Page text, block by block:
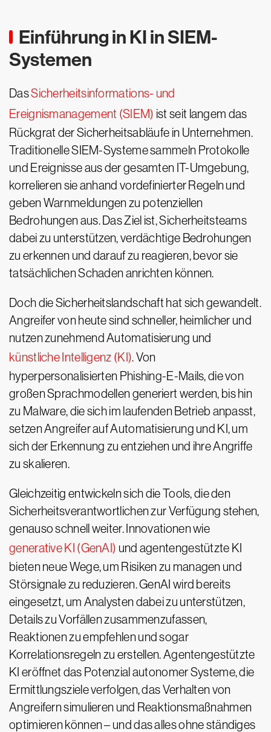
Einführung in KI in SIEM-
Systemen
DasSicherheitsinformations- und
Ereignismanagement (SIEM) ist seit langem das
Rückgrat der Sicherheitsabläufe in Unternehmen.
Traditionelle SIEM-Systeme sammeln Protokolle
und Ereignisse aus der gesamten IT-Umgebung,
korrelieren sie anhand vordefinierter Regeln und
geben Warnmeldungen zu potenziellen
Bedrohungen aus. Das Ziel ist, Sicherheitsteams
dabei zu unterstützen, verdächtige Bedrohungen
zu erkennen und darauf zu reagieren, bevor sie
tatsächlichen Schaden anrichten können.
Doch die Sicherheitslandschaft hat sich gewandelt.
Angreifer von heute sind schneller, heimlicher und
nutzen zunehmend Automatisierung und
künstliche Intelligenz (KI). Von
hyperpersonalisierten Phishing-E-Mails, die von
großen Sprachmodellen generiert werden, bis hin
zu Malware, die sich im laufenden Betrieb anpasst,
setzen Angreifer auf Automatisierung und KI, um
sich der Erkennung zu entziehen und ihre Angriffe
zu skalieren.
Gleichzeitig entwickeln sich die Tools, die den
Sicherheitsverantwortlichen zur Verfügung stehen,
genauso schnell weiter. Innovationen wie
generative KI (GenAI) und agentengestützte KI
bieten neue Wege, um Risiken zu managen und
Störsignale zu reduzieren. GenAI wird bereits
eingesetzt, um Analysten dabei zu unterstützen,
Details zu Vorfällen zusammenzufassen,
Reaktionen zu empfehlen und sogar
Korrelationsregeln zu erstellen. Agentengestützte
KI eröffnet das Potenzial autonomer Systeme, die
Ermittlungsziele verfolgen, das Verhalten von
Angreifern simulieren und Reaktionsmaßnahmen
optimieren können – und das alles ohne ständiges